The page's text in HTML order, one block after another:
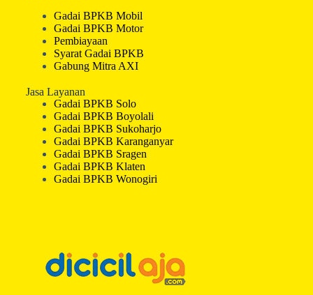
Gadai BPKB Mobil
Gadai BPKB Motor
Pembiayaan
Syarat Gadai BPKB
Gabung Mitra AXI
Jasa Layanan
Gadai BPKB Solo
Gadai BPKB Boyolali
Gadai BPKB Sukoharjo
Gadai BPKB Karanganyar
Gadai BPKB Sragen
Gadai BPKB Klaten
Gadai BPKB Wonogiri